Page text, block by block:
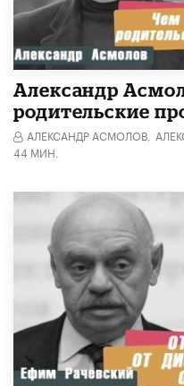
Александр
родительские
АЛЕКСАНДР АСМОЛОВ,
44 МИН.